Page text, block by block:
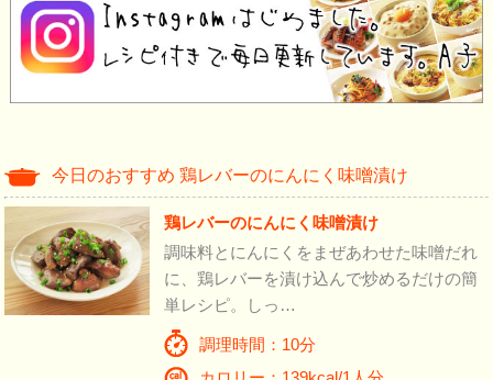
今日のおすすめ 鶏レバーのにんにく味噌漬け
鶏レバーのにんにく味噌漬け
調味料とにんにくをまぜあわせた味噌だれ
に、鶏レバーを漬け込んで炒めるだけの簡
単レシピ。しっ…
調理時間：10分